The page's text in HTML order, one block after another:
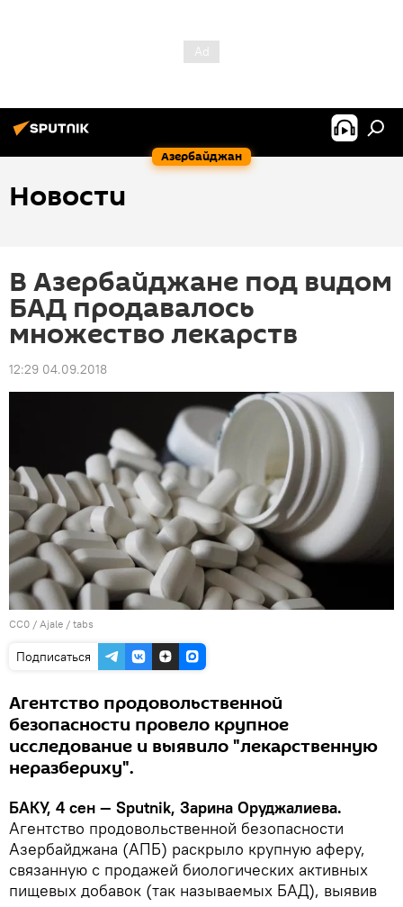
Азербайджан
Новости
В Азербайджане под видом
БАД продавалось
множество лекарств
12:29 04.09.2018
CC0 / Ajale / tabs
Подписаться
Агентство продовольственной
безопасности провело крупное
исследование и выявило "лекарственную
неразбериху".
БАКУ, 4 сен — Sputnik, Зарина Оруджалиева.
Агентство продовольственной безопасности
Азербайджана (АПБ) раскрыло крупную аферу,
связанную с продажей биологических активных
пищевых добавок (так называемых БАД), выявив